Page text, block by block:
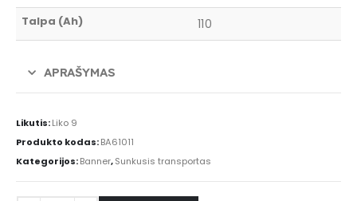
Talpa (Ah) 110
APRAŠYMAS
Likutis:Liko 9
Produkto kodas:BA61011
Kategorijos:Banner,Sunkusis transportas